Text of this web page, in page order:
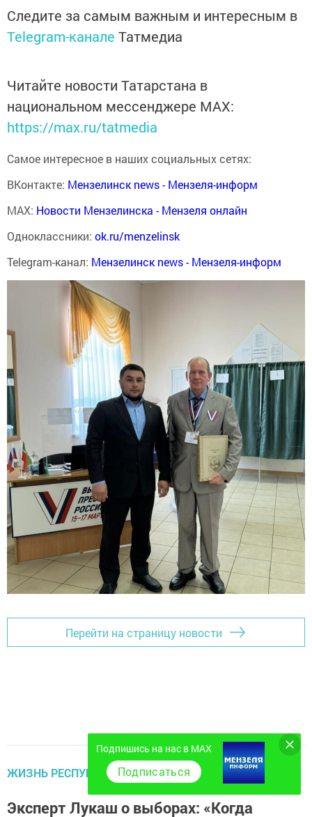
Следите за самым важным и интересным в
Telegram-канале Татмедиа
Читайте новости Татарстана в
национальном мессенджере MАХ:
https://max.ru/tatmedia
Самое интересное в наших социальных сетях:
ВКонтакте: Мензелинск news - Мензеля-информ
MAX: Новости Мензелинска - Мензеля онлайн
Одноклассники: ok.ru/menzelinsk
Telegram-канал: Мензелинск news - Мензеля-информ
Перейти на страницу новости
ЖИЗНЬ РЕСПУБЛИКИ
Эксперт Лукаш о выборах: «Когда
Подпишись на нас в MAX
Подписаться